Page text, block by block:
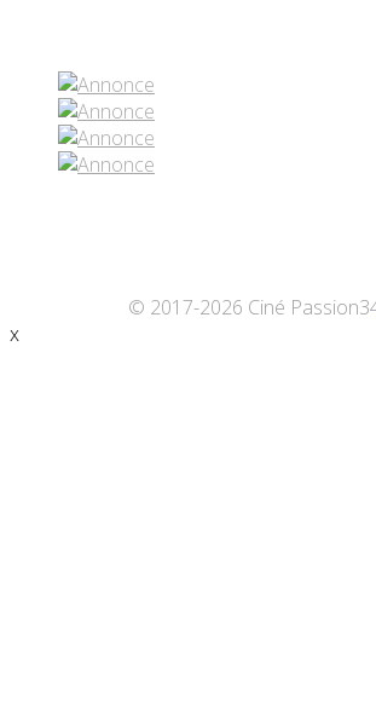
© 2017-2026 Ciné
x